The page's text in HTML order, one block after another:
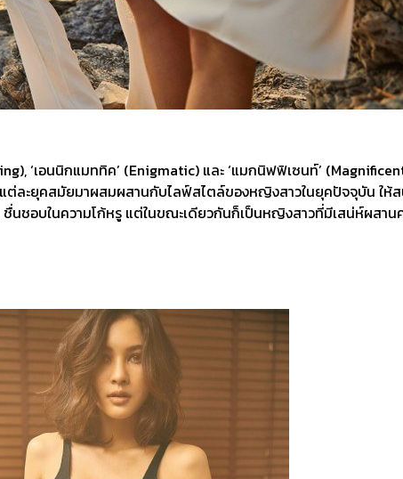
‘เอนนิกแมททิค’ (Enigmatic) และ ‘แมกนิฟฟิเซนท์’
ต่ละยุคสมัยมาผสมผสานกับไลฟ์สไตล์ของหญิงสาวในยุคปัจจุบัน ให้
ชอบในความโก้หรู แต่ในขณะเดียวกันก็เป็นหญิงสาวที่มีเสน่ห์ผสานค